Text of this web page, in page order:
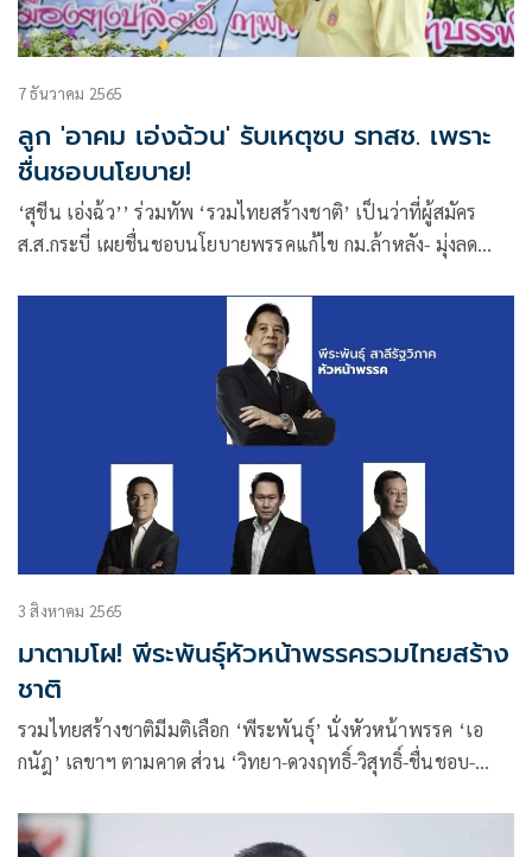
7 ธันวาคม 2565
ลูก 'อาคม เอ่งฉ้วน' รับเหตุซบ รทสช. เพราะ
ชื่นชอบนโยบาย!
‘สุชีน เอ่งฉ้ว’’ ร่วมทัพ ‘รวมไทยสร้างชาติ’ เป็นว่าที่ผู้สมัคร
ส.ส.กระบี่ เผยชื่นชอบนโยบายพรรคแก้ไข กม.ล้าหลัง- มุ่งลด
3 สิงหาคม 2565
มาตามโผ! พีระพันธุ์หัวหน้าพรรครวมไทยสร้าง
ชาติ
รวมไทยสร้างชาติมีมติเลือก ‘พีระพันธุ์’ นั่งหัวหน้าพรรค ‘เอ
กนัฎ’ เลขาฯ ตามคาด ส่วน ‘วิทยา-ดวงฤทธิ์-วิสุทธิ์-ชื่นชอบ-